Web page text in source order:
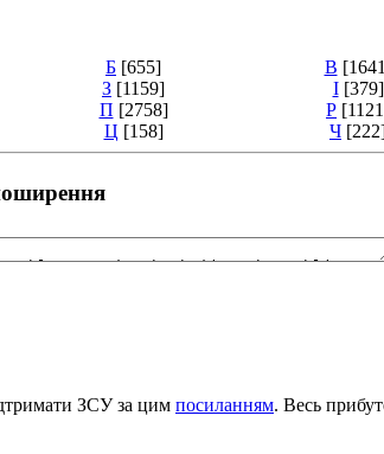
Б [655] В
З [1159] І [379]
П [2758] Р
Ц [158] Ч
ЗСУ за цим посиланням. Весь